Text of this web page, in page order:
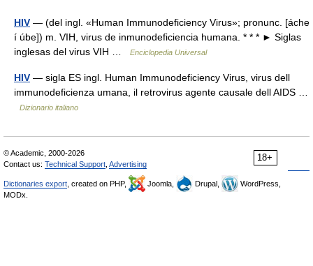
HIV — (del ingl. «Human Immunodeficiency Virus»; pronunc. [áche
í úbe]) m. VIH, virus de inmunodeficiencia humana. * * * ► Siglas
inglesas del virus VIH …
Enciclopedia Universal
HIV — sigla ES ingl. Human Immunodeficiency Virus, virus dell
immunodeficienza umana, il retrovirus agente causale dell AIDS …
Dizionario italiano
18+
© Academic, 2000-2026
Contact us: Technical Support Advertising
Dictionaries export , created on PHP, Joomla, Drupal,
WordPress,
MODx.